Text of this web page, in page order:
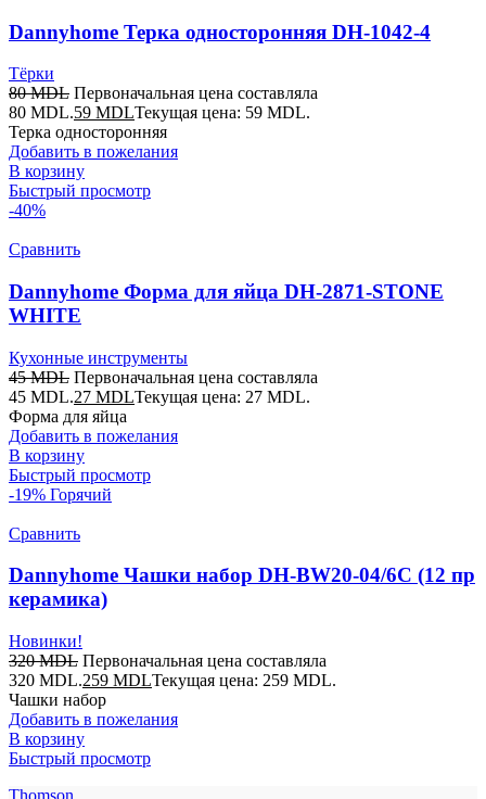
Dannyhome Терка односторонняя DH-1042-4
Тёрки
80MDL Первоначальная цена составляла
80 MDL.59 MDLТекущая цена: 59 MDL.
Терка односторонняя
Добавить в пожелания
В корзину
Быстрый просмотр
-40%
Сравнить
Dannyhome Форма для яйца DH-2871-STONE
WHITE
Кухонные инструменты
45MDL Первоначальная цена составляла
45 MDL.27 MDLТекущая цена: 27 MDL.
Форма для яйца
Добавить в пожелания
В корзину
Быстрый просмотр
-19% Горячий
Сравнить
Dannyhome Чашки набор DH-BW20-04/6C (12 пр
керамика)
Новинки!
320MDL Первоначальная цена составляла
320 MDL.259 MDLТекущая цена: 259 MDL.
Чашки набор
Добавить в пожелания
В корзину
Быстрый просмотр